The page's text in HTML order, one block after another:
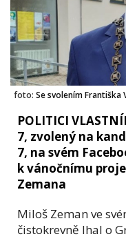
foto: Se svolením Františka
POLITICI
7, zvolený na
7, na svém
k vánočnímu
Zemana
Miloš Zeman ve
čistokrevně lhal o